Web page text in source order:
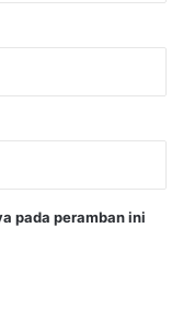
pada peramban ini